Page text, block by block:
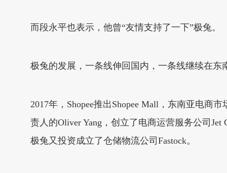
而段永平也表示，他曾“友情支持了一下”极兔。
极兔的发展，一条线伸回国内，一条线继续在东
2017年，Shopee推出Shopee Mall，东南亚电
责人的Oliver Yang，创立了电商运营服务公司Jet
极兔又投资成立了仓储物流公司Fastock。